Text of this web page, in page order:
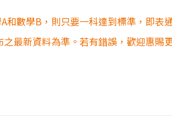
和數學B，則只要一科達到標準，即表
最新資料為準。若有錯誤，歡迎惠賜